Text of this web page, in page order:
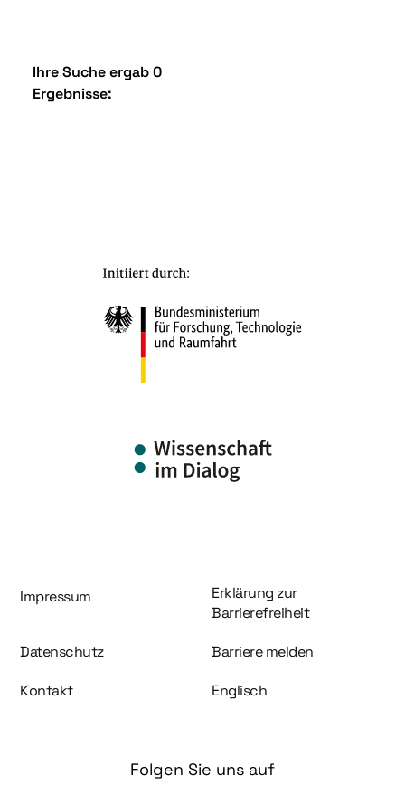
Ihre Suche ergab 0
Ergebnisse:
Information und Service
Impressum
Erklärung zur
Barrierefreiheit
Datenschutz Barriere melden
Kontakt Englisch
Folgen Sie uns auf